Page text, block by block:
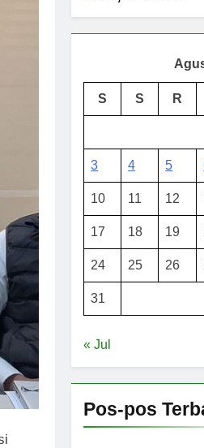
S S R
3 4 5
10 11 12
17 18 19
24 25 26
31
« Jul
Pos-pos